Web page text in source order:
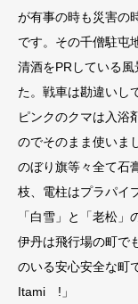
が有事の時も災害の
です。その千僧駐屯
清酒をPRしている
た。戦車は勘違いし
ピンクのクマは入浴
のでそのまま使いま
のぼり旗等々全て石
枝、電柱はプラパイ
「白雪」と「老松」
伊丹は飛行場の町で
のいる安心安全な町
Itami !」